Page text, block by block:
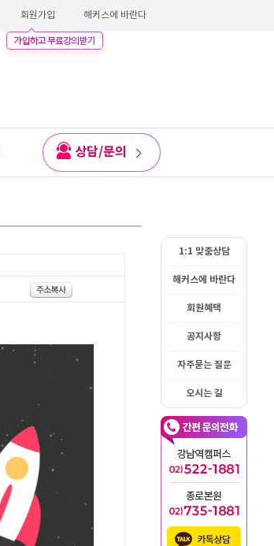
회원가입 해커스에 바란다
상담/문의
1:1 맞춤상담
해커스에 바란다
회원혜택
공지사항
자주묻는 질문
오시는 길